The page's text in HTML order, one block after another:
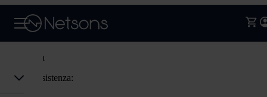
Assistenza
Codice assistenza: